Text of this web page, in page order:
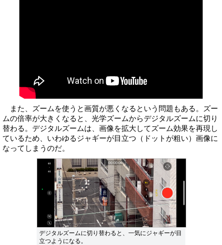
また、ズームを使うと画質が悪くなるという問題もある。ズー
ムの倍率が大きくなると、光学ズームからデジタルズームに切り
替わる。デジタルズームは、画像を拡大してズーム効果を再現し
ているため、いわゆるジャギーが目立つ（ドットが粗い）画像に
なってしまうのだ。
デジタルズームに切り替わると、一気にジャギーが目
立つようになる。